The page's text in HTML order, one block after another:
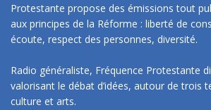
Protestante propose des émissions tout
aux principes de la Réforme : liberté de
écoute, respect des personnes, diversité.
Radio généraliste, Fréquence Protestante
valorisant le débat d’idées, autour de trois
culture et arts.